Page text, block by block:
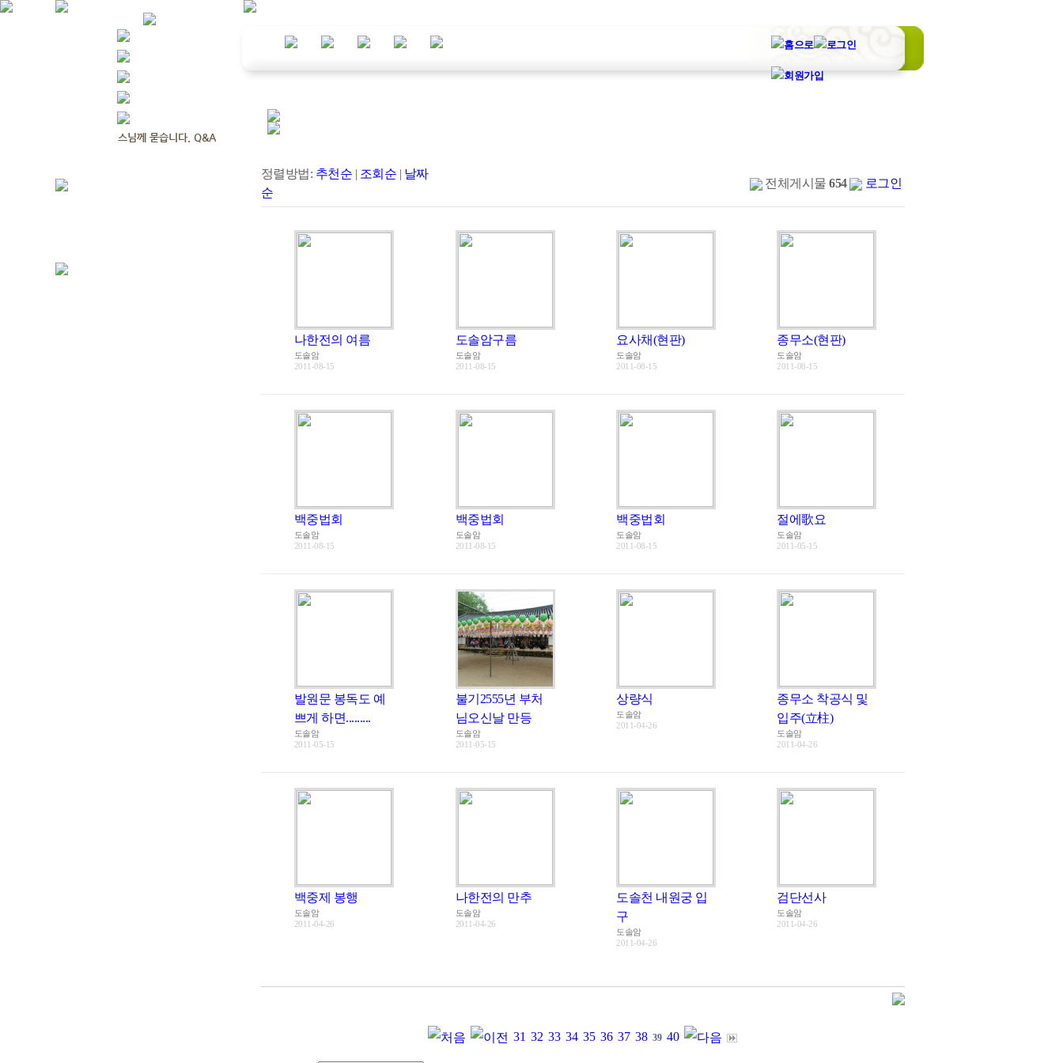
정렬방법: 추천순 | 조회순 | 날짜
순
전체게시물 654 로그인
나한전의 여름
도솔암
2011-08-15
도솔암구름
도솔암
2011-08-15
요사채(현판)
도솔암
2011-08-15
종무소(현판)
도솔암
2011-08-15
백중법회
도솔암
2011-08-15
백중법회
도솔암
2011-08-15
백중법회
도솔암
2011-08-15
절에歌요
도솔암
2011-05-15
발원문 봉독도 예
쁘게 하면.........
도솔암
2011-05-15
불기2555년 부처
님오신날 만등
도솔암
2011-05-15
상량식
도솔암
2011-04-26
종무소 착공식 및
입주(立柱)
도솔암
2011-04-26
백중제 봉행
도솔암
2011-04-26
나한전의 만추
도솔암
2011-04-26
도솔천 내원궁 입
구
도솔암
2011-04-26
검단선사
도솔암
2011-04-26
31 32 33 34 35 36 37 38 39 40